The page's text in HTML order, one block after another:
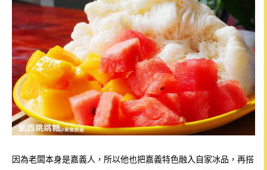
因為老闆本身是嘉義人，所以他也把嘉義特色融入自家冰品，再搭